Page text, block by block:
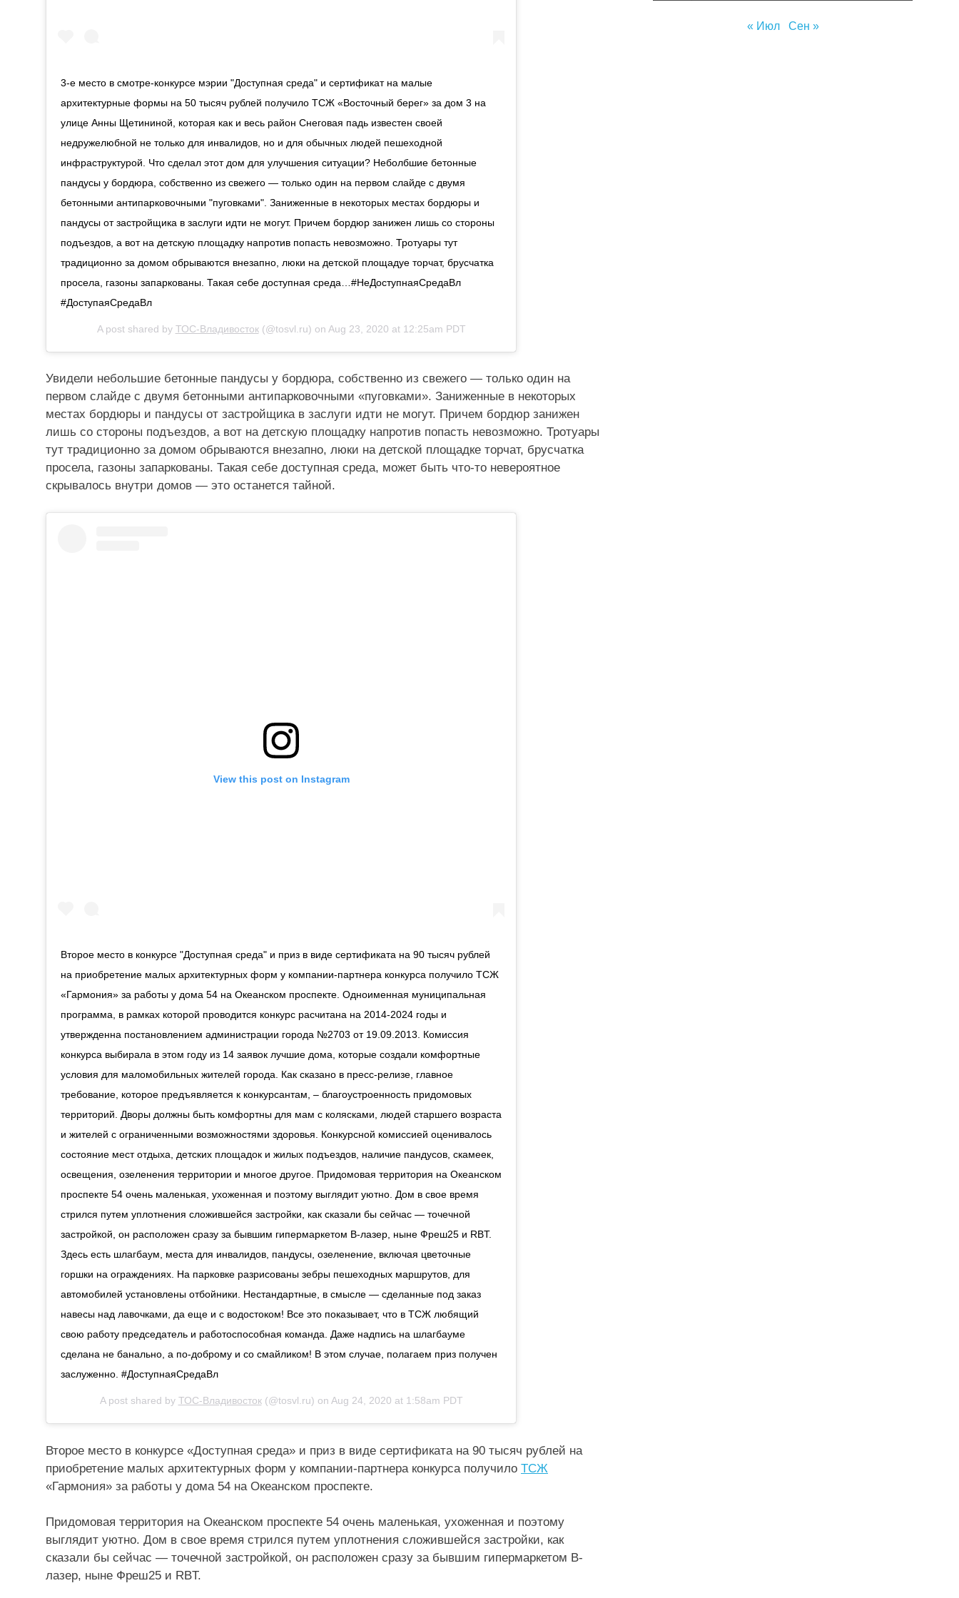
3-е место в смотре-конкурсе мэрии "Доступная среда" и сертификат на малые
архитектурные формы на 50 тысяч рублей получило ТСЖ «Восточный берег» за дом 3 на
улице Анны Щетининой, которая как и весь район Снеговая падь известен своей
недружелюбной не только для инвалидов, но и для обычных людей пешеходной
инфраструктурой. Что сделал этот дом для улучшения ситуации? Неболбшие бетонные
пандусы у бордюра, собственно из свежего — только один на первом слайде с двумя
бетонными антипарковочными "пуговками". Заниженные в некоторых местах бордюры и
пандусы от застройщика в заслуги идти не могут. Причем бордюр занижен лишь со стороны
подъездов, а вот на детскую площадку напротив попасть невозможно. Тротуары тут
традиционно за домом обрываются внезапно, люки на детской площадуе торчат, брусчатка
просела, газоны запаркованы. Такая себе доступная среда…#НеДоступнаяСредаВл
#ДоступаяСредаВл
A post shared by ТОС-Владивосток(@tosvl.ru) on Aug 23, 2020 at 12:25am PDT
Увидели небольшие бетонные пандусы у бордюра, собственно из свежего — только один на
первом слайде с двумя бетонными антипарковочными «пуговками». Заниженные в некоторых
местах бордюры и пандусы от застройщика в заслуги идти не могут. Причем бордюр занижен
лишь со стороны подъездов, а вот на детскую площадку напротив попасть невозможно. Тротуары
тут традиционно за домом обрываются внезапно, люки на детской площадке торчат, брусчатка
просела, газоны запаркованы. Такая себе доступная среда, может быть что-то невероятное
скрывалось внутри домов — это останется тайной.
View this post on Instagram
Второе место в конкурсе "Доступная среда" и приз в виде сертификата на 90 тысяч рублей
на приобретение малых архитектурных форм у компании-партнера конкурса получило ТСЖ
«Гармония» за работы у дома 54 на Океанском проспекте. Одноименная муниципальная
программа, в рамках которой проводится конкурс расчитана на 2014-2024 годы и
утвержденна постановлением администрации города №2703 от 19.09.2013. Комиссия
конкурса выбирала в этом году из 14 заявок лучшие дома, которые создали комфортные
условия для маломобильных жителей города. Как сказано в пресс-релизе, главное
требование, которое предъявляется к конкурсантам, – благоустроенность придомовых
территорий. Дворы должны быть комфортны для мам с колясками, людей старшего возраста
и жителей с ограниченными возможностями здоровья. Конкурсной комиссией оценивалось
состояние мест отдыха, детских площадок и жилых подъездов, наличие пандусов, скамеек,
освещения, озеленения территории и многое другое. Придомовая территория на Океанском
проспекте 54 очень маленькая, ухоженная и поэтому выглядит уютно. Дом в свое время
стрился путем уплотнения сложившейся застройки, как сказали бы сейчас — точечной
застройкой, он расположен сразу за бывшим гипермаркетом В-лазер, ныне Фреш25 и RBT.
Здесь есть шлагбаум, места для инвалидов, пандусы, озеленение, включая цветочные
горшки на ограждениях. На парковке разрисованы зебры пешеходных маршрутов, для
автомобилей установлены отбойники. Нестандартные, в смысле — сделанные под заказ
навесы над лавочками, да еще и с водостоком! Все это показывает, что в ТСЖ любящий
свою работу председатель и работоспособная команда. Даже надпись на шлагбауме
сделана не банально, а по-доброму и со смайликом! В этом случае, полагаем приз получен
заслуженно. #ДоступнаяСредаВл
A post shared by ТОС-Владивосток(@tosvl.ru) on Aug 24, 2020 at 1:58am PDT
Второе место в конкурсе «Доступная среда» и приз в виде сертификата на 90 тысяч рублей на
приобретение малых архитектурных форм у компании-партнера конкурса получило ТСЖ
«Гармония» за работы у дома 54 на Океанском проспекте.
Придомовая территория на Океанском проспекте 54 очень маленькая, ухоженная и поэтому
выглядит уютно. Дом в свое время стрился путем уплотнения сложившейся застройки, как
сказали бы сейчас — точечной застройкой, он расположен сразу за бывшим гипермаркетом В-
лазер, ныне Фреш25 и RBT.
« Июл Сен »